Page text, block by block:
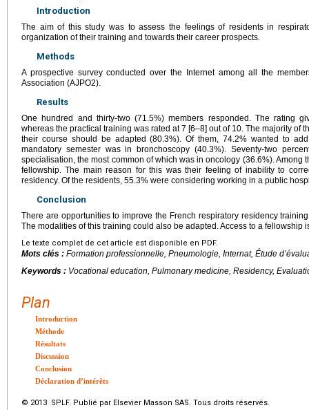
Introduction
The aim of this study was to assess the feelings of residents in
organization of their training and towards their career prospects.
Methods
A prospective survey conducted over the Internet among all the
Association (AJPO2).
Results
One hundred and thirty-two (71.5%) members responded. The rating
whereas the practical training was rated at 7 [6–8] out of 10. The majority of
their course should be adapted (80.3%). Of them, 74.2% wanted to
mandatory semester was in bronchoscopy (40.3%). Seventy-two
specialisation, the most common of which was in oncology (36.6%). Among
fellowship. The main reason for this was their feeling of inability to
residency. Of the residents, 55.3% were considering working in a public
Conclusion
There are opportunities to improve the French respiratory residency
The modalities of this training could also be adapted. Access to a fellowship
Le texte complet de cet article est disponible en PDF.
Mots clés : Formation professionnelle, Pneumologie, Internat, Étude
Keywords : Vocational education, Pulmonary medicine, Residency,
Plan
Introduction
Méthode
Résultats
Discussion
Conclusion
Déclaration d’intérêts
© 2013 SPLF. Publié par Elsevier Masson SAS. Tous droits réservés.